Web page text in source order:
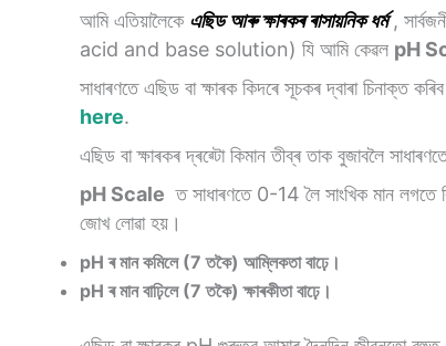
আমি এতিয়ালৈকে এছিড আৰু ক্ষাৰকৰ ৰাসায়নিক ধৰ্ম ,
acid and base solution) যি আমি কেৱল pH
সাধাৰণতে এছিড বা ক্ষাৰক কিদৰে সূচকৰ দ্বাৰা
here.
এছিড বা ক্ষাৰকৰ দ্ৰৱ্টো কিমান তীব্ৰ তাক বুজাবলৈ
pH Scale ত সাধাৰণতে 0-14 লৈ সাংখিক মান লগতে
জোখ লোৱা হয়।
pH ৰ মান কমিলে (7 তকৈ) আম্লিকতা বাঢ়ে।‌
pH ৰ মান বাঢ়িলে (7 তকৈ) ক্ষাৰকীতা বাঢ়ে।